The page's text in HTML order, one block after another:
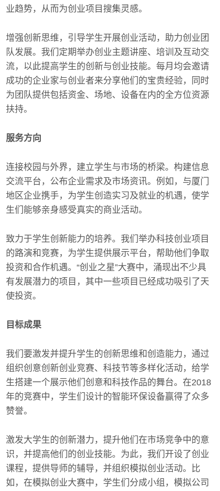
业趋势，从而为创业项目搜集灵感。
增强创新思维，引导学生开展创业活动，助力创业团
队发展。我们定期举办创业主题讲座、培训及互动交
流，以此提高学生的创新与创业技能。每月均会邀请
成功的企业家与创业者来分享他们的宝贵经验，同时
为团队提供包括资金、场地、设备在内的全方位资源
扶持。
服务方向
连接校园与外界，建立学生与市场的桥梁。构建信息
交流平台，公布企业需求及市场资讯。例如，与厦门
地区企业携手，为学生创造实习及就业的机遇，使学
生们能够亲身感受真实的商业活动。
致力于学生创新能力的培养。我们举办科技创业项目
的路演和竞赛，为学生提供展示平台，帮助他们争取
投资和合作机遇。“创业之星”大赛中，涌现出不少具
有发展潜力的项目，其中一些项目已经成功吸引了天
使投资。
目标成果
我们要激发并提升学生的创新思维和创造能力，通过
组织创意创新创业竞赛、科技节等多样化活动，给学
生搭建一个展示他们创意和科技作品的舞台。在2018
年的竞赛中，学生们设计的智能环保设备赢得了众多
赞誉。
激发大学生的创新潜力，提升他们在市场竞争中的意
识，并提高他们的创业技能。为此，我们开设了创业
课程，提供导师的辅导，并组织模拟创业活动。比
如，在模拟创业大赛中，学生们分成小组，模拟公司